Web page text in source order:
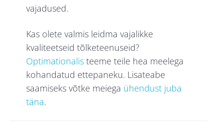
vajadused.
Kas olete valmis leidma vajalikke
kvaliteetseid tõlketeenuseid?
Optimationalis teeme teile hea meelega
kohandatud ettepaneku. Lisateabe
saamiseks võtke meiega ühendust juba
täna.